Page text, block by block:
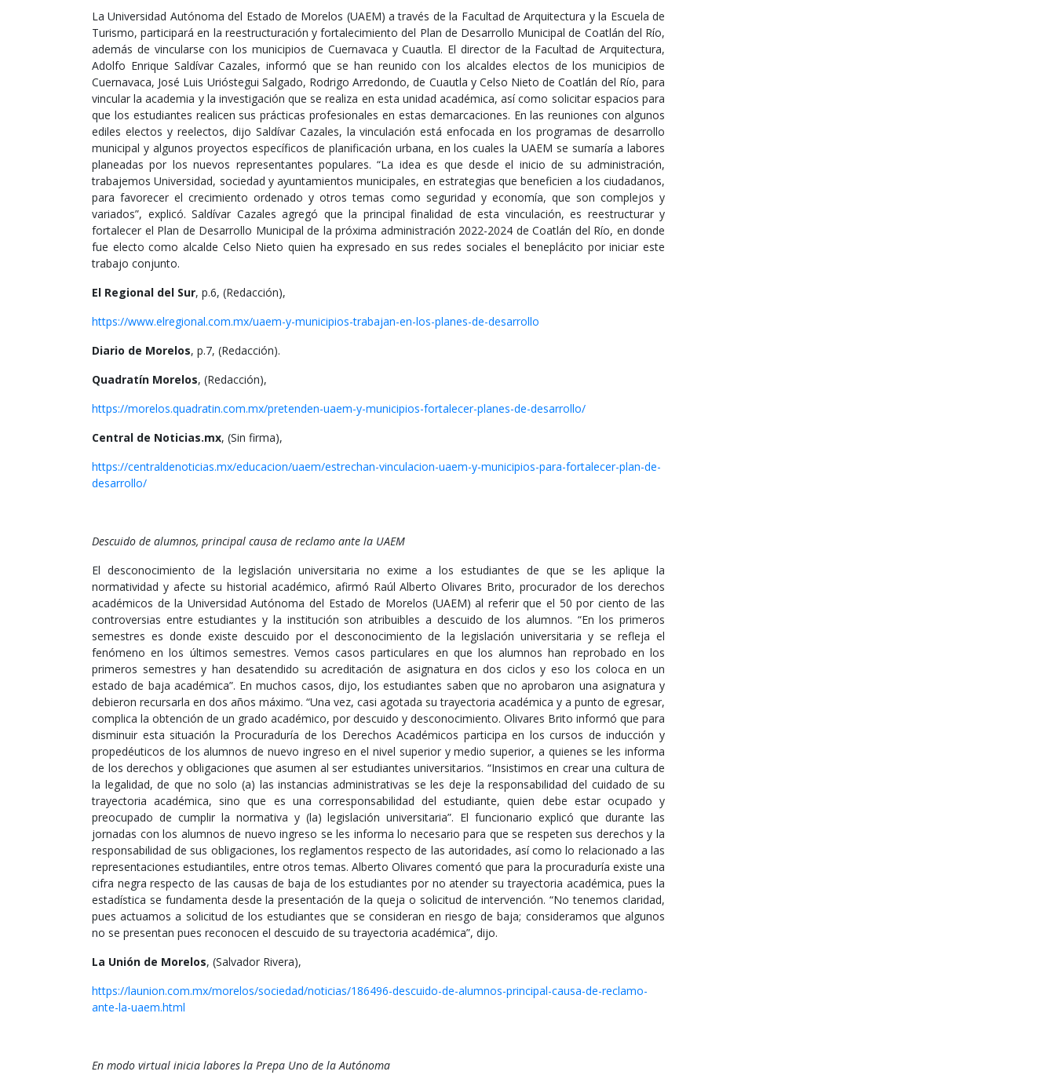
La Universidad Autónoma del Estado de Morelos (UAEM) a través de la Facultad de Arquitectura y la Escuela de
Turismo, participará en la reestructuración y fortalecimiento del Plan de Desarrollo Municipal de Coatlán del Río,
además de vincularse con los municipios de Cuernavaca y Cuautla. El director de la Facultad de Arquitectura,
Adolfo Enrique Saldívar Cazales, informó que se han reunido con los alcaldes electos de los municipios de
Cuernavaca, José Luis Urióstegui Salgado, Rodrigo Arredondo, de Cuautla y Celso Nieto de Coatlán del Río, para
vincular la academia y la investigación que se realiza en esta unidad académica, así como solicitar espacios para
que los estudiantes realicen sus prácticas profesionales en estas demarcaciones. En las reuniones con algunos
ediles electos y reelectos, dijo Saldívar Cazales, la vinculación está enfocada en los programas de desarrollo
municipal y algunos proyectos específicos de planificación urbana, en los cuales la UAEM se sumaría a labores
planeadas por los nuevos representantes populares. “La idea es que desde el inicio de su administración,
trabajemos Universidad, sociedad y ayuntamientos municipales, en estrategias que beneficien a los ciudadanos,
para favorecer el crecimiento ordenado y otros temas como seguridad y economía, que son complejos y
variados”, explicó. Saldívar Cazales agregó que la principal finalidad de esta vinculación, es reestructurar y
fortalecer el Plan de Desarrollo Municipal de la próxima administración 2022-2024 de Coatlán del Río, en donde
fue electo como alcalde Celso Nieto quien ha expresado en sus redes sociales el beneplácito por iniciar este
trabajo conjunto.
El Regional del Sur, p.6, (Redacción),
https://www.elregional.com.mx/uaem-y-municipios-trabajan-en-los-planes-de-desarrollo
Diario de Morelos, p.7, (Redacción).
Quadratín Morelos, (Redacción),
https://morelos.quadratin.com.mx/pretenden-uaem-y-municipios-fortalecer-planes-de-desarrollo/
Central de Noticias.mx, (Sin firma),
https://centraldenoticias.mx/educacion/uaem/estrechan-vinculacion-uaem-y-municipios-para-fortalecer-plan-de-
desarrollo/
Descuido de alumnos, principal causa de reclamo ante la UAEM
El desconocimiento de la legislación universitaria no exime a los estudiantes de que se les aplique la
normatividad y afecte su historial académico, afirmó Raúl Alberto Olivares Brito, procurador de los derechos
académicos de la Universidad Autónoma del Estado de Morelos (UAEM) al referir que el 50 por ciento de las
controversias entre estudiantes y la institución son atribuibles a descuido de los alumnos. “En los primeros
semestres es donde existe descuido por el desconocimiento de la legislación universitaria y se refleja el
fenómeno en los últimos semestres. Vemos casos particulares en que los alumnos han reprobado en los
primeros semestres y han desatendido su acreditación de asignatura en dos ciclos y eso los coloca en un
estado de baja académica”. En muchos casos, dijo, los estudiantes saben que no aprobaron una asignatura y
debieron recursarla en dos años máximo. “Una vez, casi agotada su trayectoria académica y a punto de egresar,
complica la obtención de un grado académico, por descuido y desconocimiento. Olivares Brito informó que para
disminuir esta situación la Procuraduría de los Derechos Académicos participa en los cursos de inducción y
propedéuticos de los alumnos de nuevo ingreso en el nivel superior y medio superior, a quienes se les informa
de los derechos y obligaciones que asumen al ser estudiantes universitarios. “Insistimos en crear una cultura de
la legalidad, de que no solo (a) las instancias administrativas se les deje la responsabilidad del cuidado de su
trayectoria académica, sino que es una corresponsabilidad del estudiante, quien debe estar ocupado y
preocupado de cumplir la normativa y (la) legislación universitaria”. El funcionario explicó que durante las
jornadas con los alumnos de nuevo ingreso se les informa lo necesario para que se respeten sus derechos y la
responsabilidad de sus obligaciones, los reglamentos respecto de las autoridades, así como lo relacionado a las
representaciones estudiantiles, entre otros temas. Alberto Olivares comentó que para la procuraduría existe una
cifra negra respecto de las causas de baja de los estudiantes por no atender su trayectoria académica, pues la
estadística se fundamenta desde la presentación de la queja o solicitud de intervención. “No tenemos claridad,
pues actuamos a solicitud de los estudiantes que se consideran en riesgo de baja; consideramos que algunos
no se presentan pues reconocen el descuido de su trayectoria académica”, dijo.
La Unión de Morelos, (Salvador Rivera),
https://launion.com.mx/morelos/sociedad/noticias/186496-descuido-de-alumnos-principal-causa-de-reclamo-
ante-la-uaem.html
En modo virtual inicia labores la Prepa Uno de la Autónoma